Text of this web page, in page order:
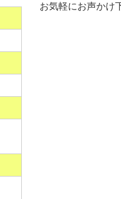
お気軽にお声かけ